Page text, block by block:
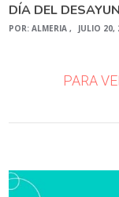
DÍA DEL
POR:ALMERIA JULIO 20,
PARA